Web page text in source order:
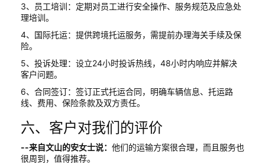
3、员工培训：定期对员工进行安全操作、服务规范及应急处
理培训。
4、国际托运：提供跨境托运服务，需提前办理海关手续及保
险。
5、投诉处理：设立24小时投诉热线，48小时内响应并解决
客户问题。
6、合同签订：签订正式托运合同，明确车辆信息、托运路
线、费用、保险条款及双方责任。
六、客户对我们的评价
--来自文山的安女士说： 他们的运输方案很合理，而且服务也
很周到，值得推荐。